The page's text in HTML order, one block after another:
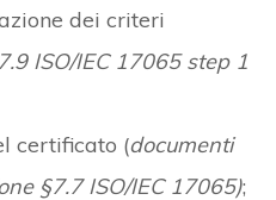
dei criteri
ISO/IEC 17065 step 1
certificato (documenti
§7.7 ISO/IEC 17065);